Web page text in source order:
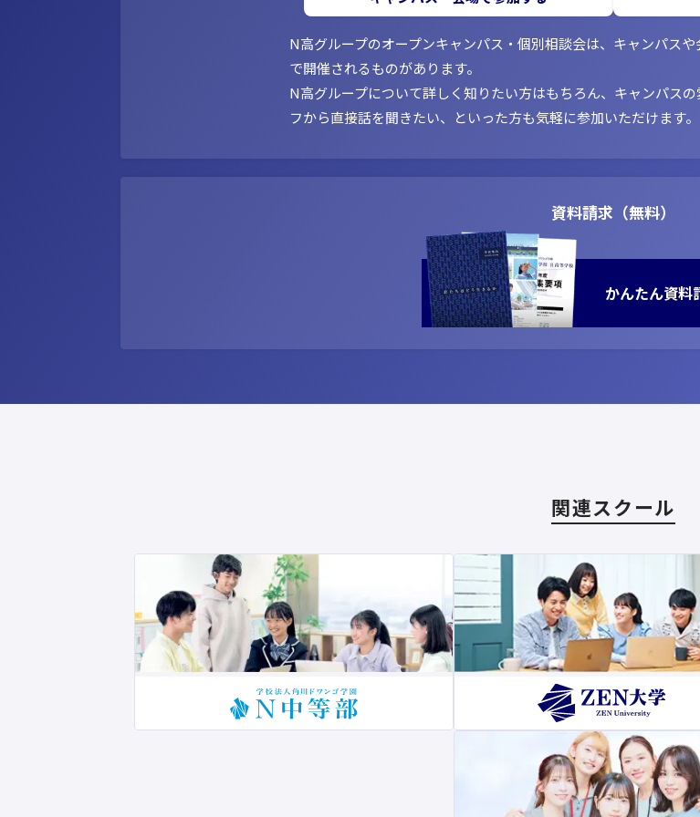
N高グループのオープンキャンパス・個別相談会は、キャンパス
で開催されるものがあります。
N高グループについて詳しく知りたい方はもちろん、キャンパス
フから直接話を聞きたい、といった方も気軽に参加いただけます。
資料請求（無料）
かんたん資料
関連スクール